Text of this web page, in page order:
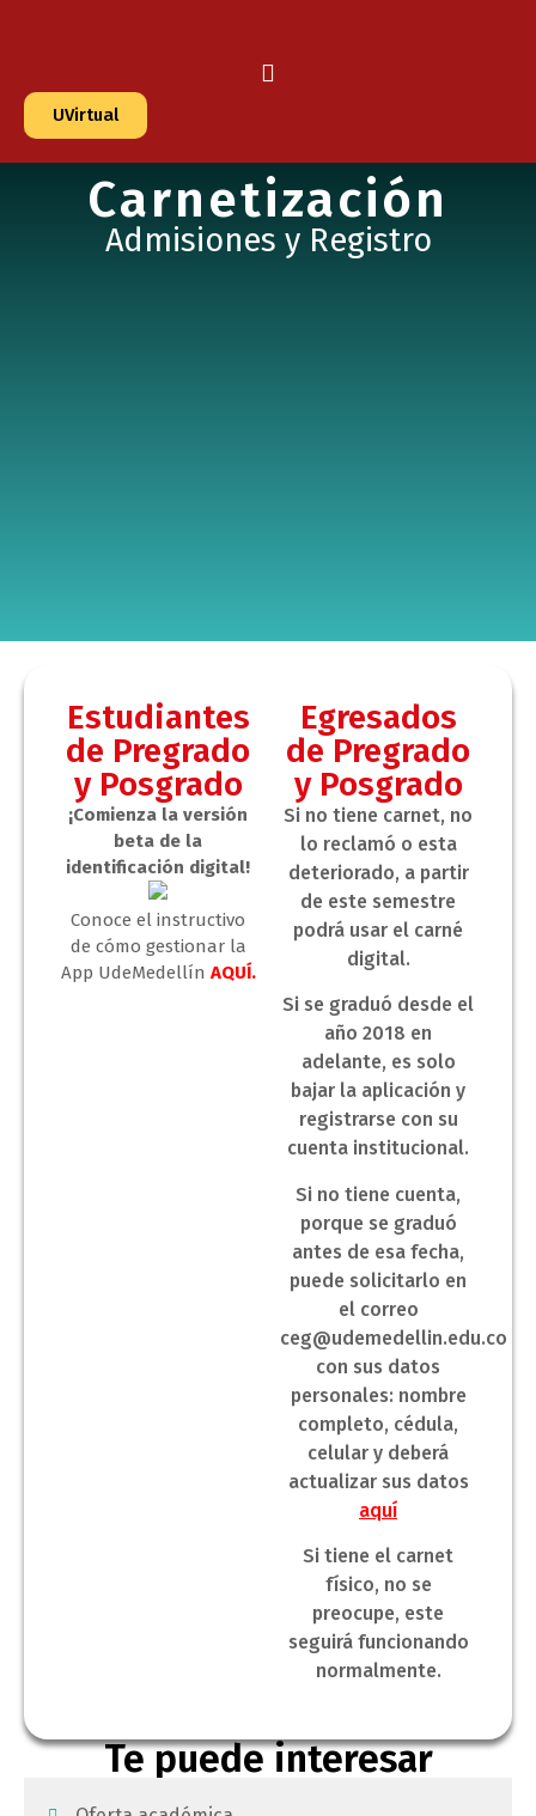
UVirtual
Carnetización
Admisiones y Registro
Estudiantes
de Pregrado
y Posgrado
¡Comienza la versión
beta de la
identificación digital!
Conoce el instructivo
de cómo gestionar la
App UdeMedellín AQUÍ.
Egresados
de Pregrado
y Posgrado
Si no tiene carnet, no
lo reclamó o esta
deteriorado, a partir
de este semestre
podrá usar el carné
digital.
Si se graduó desde el
año 2018 en
adelante, es solo
bajar la aplicación y
registrarse con su
cuenta institucional.
Si no tiene cuenta,
porque se graduó
antes de esa fecha,
puede solicitarlo en
el correo
ceg@udemedellin.edu.co
con sus datos
personales: nombre
completo, cédula,
celular y deberá
actualizar sus datos
aquí
Si tiene el carnet
físico, no se
preocupe, este
seguirá funcionando
normalmente.
Te puede interesar